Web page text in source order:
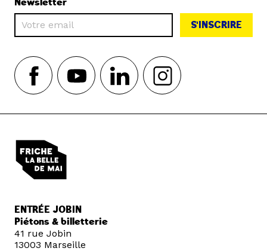
S'INSCRIRE
ENTRÉE JOBIN
Piétons & billetterie
41 rue Jobin
13003 Marseille